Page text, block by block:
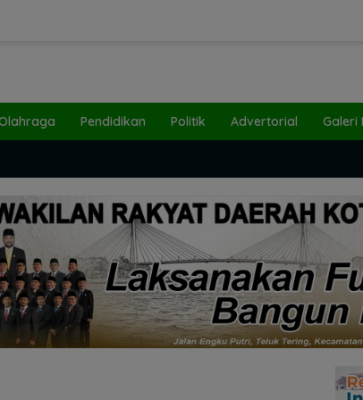
Pendidikan Politik Advertorial Galeri